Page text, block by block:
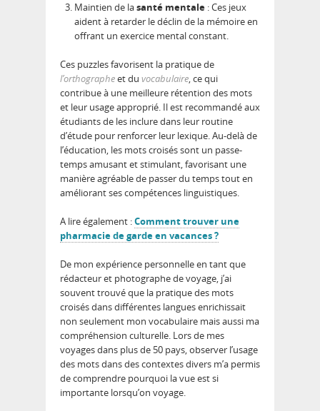
Maintien de lasanté mentale : Ces jeux
aident à retarder le déclin de la mémoire en
offrant un exercice mental constant.
Ces puzzles favorisent la pratique de
l’orthographeet du vocabulaire, ce qui
contribue à une meilleure rétention des mots
et leur usage approprié. Il est recommandé aux
étudiants de les inclure dans leur routine
d’étude pour renforcer leur lexique. Au-delà de
l’éducation, les mots croisés sont un passe-
temps amusant et stimulant, favorisant une
manière agréable de passer du temps tout en
améliorant ses compétences linguistiques.
A lire également :Comment trouver une
pharmacie de garde en vacances ?
De mon expérience personnelle en tant que
rédacteur et photographe de voyage, j’ai
souvent trouvé que la pratique des mots
croisés dans différentes langues enrichissait
non seulement mon vocabulaire mais aussi ma
compréhension culturelle. Lors de mes
voyages dans plus de 50 pays, observer l’usage
des mots dans des contextes divers m’a permis
de comprendre pourquoi la vue est si
importante lorsqu’on voyage.